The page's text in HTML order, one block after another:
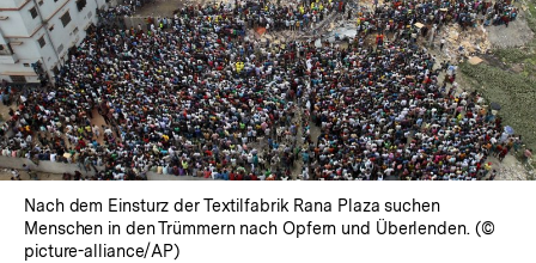
Nach dem Einsturz der Textilfabrik Rana Plaza suchen
Menschen in den Trümmern nach Opfern und Überlenden. (©
picture-alliance/AP)